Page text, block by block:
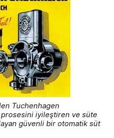
Tuchenhagen
iyileştiren ve süte
güvenli bir otomatik süt